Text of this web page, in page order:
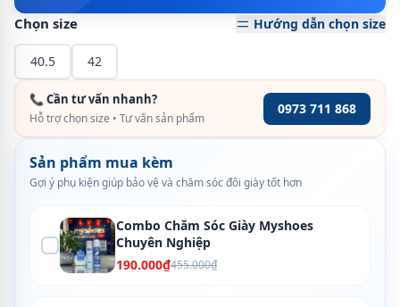
Chọn size Hướng dẫn chọn size
40.5 42
📞 Cần tư vấn nhanh?
Hỗ trợ chọn size • Tư vấn sản phẩm
0973 711 868
Sản phẩm mua kèm
Gợi ý phụ kiện giúp bảo vệ và chăm sóc đôi giày tốt hơn
Combo Chăm Sóc Giày Myshoes
Chuyên Nghiệp
190.000₫455.000₫